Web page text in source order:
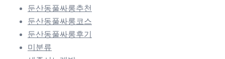
둔산동풀싸롱추천
둔산동풀싸롱코스
둔산동풀싸롱후기
미분류